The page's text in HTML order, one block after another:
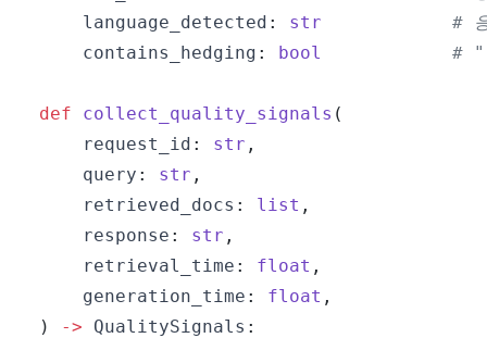
    language_detected
: str
#
    contains_hedging
: bool # "
def collect_quality_signals (
    request_id
: str ,
    query
: str ,
    retrieved_docs
: list ,
    response
: str ,
    retrieval_time
: float ,
    generation_time
: float ,
)
-> QualitySignals :